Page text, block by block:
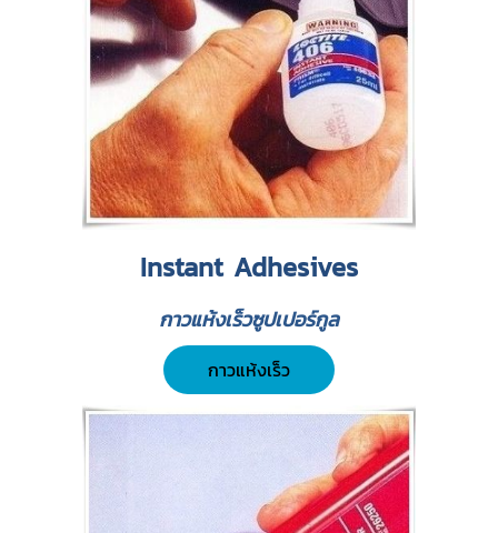
Instant Adhesives
กาวแห้งเร็วซูปเปอร์กูล
กาวแห้งเร็ว